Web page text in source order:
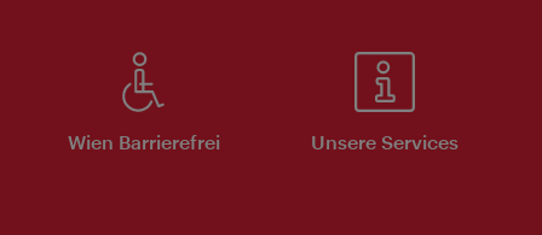
Wien Barrierefrei Unsere Services